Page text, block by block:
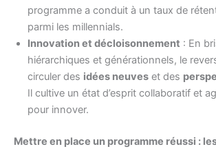
programme a conduit à un taux de
parmi les millennials.
Innovation et décloisonnement : En
hiérarchiques et générationnels, le
circuler des idées neuves et des
Il cultive un état d’esprit collaboratif et
pour innover.
Mettre en place un programme réussi :